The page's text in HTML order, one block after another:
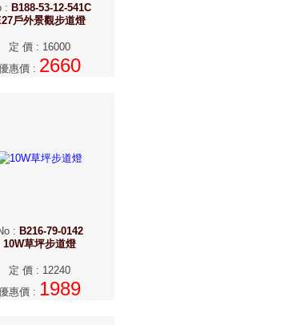
: B188-53-12-541C
戶外景觀步道燈
定 價 : 16000
惠價 : 2660
: B216-79-0142
10W草坪步道燈
定 價 : 12240
惠價 : 1989